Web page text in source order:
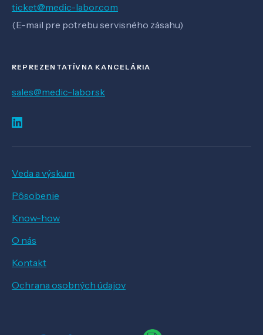
ticket@medic-labor.com
(E-mail pre potrebu servisného zásahu)
REPREZENTATÍVNA KANCELÁRIA
sales@medic-labor.sk
Veda a výskum
Pôsobenie
Know-how
O nás
Kontakt
Ochrana osobných údajov